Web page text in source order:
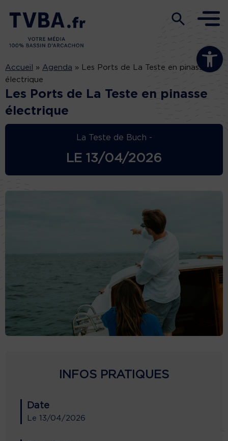
Ouvrir la
Accueil » Agenda »
Les Ports de La Teste en pinasse
électrique
Les Ports de La Teste en pinasse
électrique
La Teste de Buch -
LE 13/04/2026
INFOS PRATIQUES
Date
Le 13/04/2026